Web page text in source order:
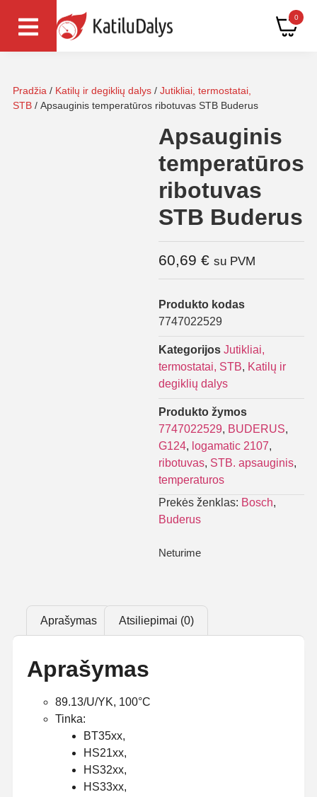
0
Pradžia / Katilų ir degiklių dalys / Jutikliai, termostatai,
STB / Apsauginis temperatūros ribotuvas STB Buderus
Apsauginis
temperatūros
ribotuvas
STB Buderus
60,69 € su PVM
Produkto kodas
7747022529
Kategorijos Jutikliai,
termostatai, STB, Katilų ir
degiklių dalys
Produkto žymos
7747022529, BUDERUS,
G124, logamatic 2107,
ribotuvas, STB. apsauginis,
temperaturos
Prekės ženklas: Bosch,
Buderus
Neturime
Aprašymas Atsiliepimai (0)
Aprašymas
89.13/U/YK, 100°C
Tinka:
BT35xx,
HS21xx,
HS32xx,
HS33xx,